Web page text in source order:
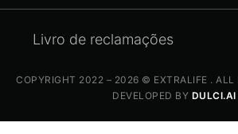
Livro de reclamações
COPYRIGHT 2022 – 2026 © EXTRALIFE . ALL
DEVELOPED BY DULCI.AI